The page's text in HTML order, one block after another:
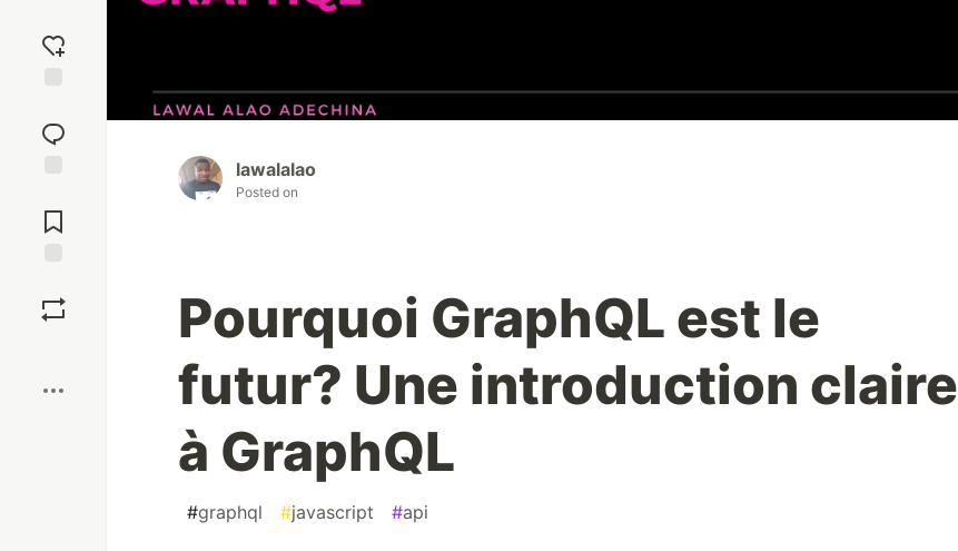
reaction
Comments
lawalalao
Posted on
Pourquoi GraphQL est le
futur? Une introduction claire
à GraphQL
#graphql #javascript #api